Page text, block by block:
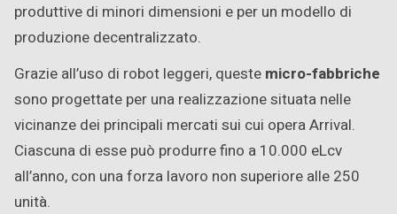
produttive di minori dimensioni e per un modello di
produzione decentralizzato.
Grazie all’uso di robot leggeri, queste micro-fabbriche
sono progettate per una realizzazione situata nelle
vicinanze dei principali mercati sui cui opera Arrival.
Ciascuna di esse può produrre fino a 10.000 eLcv
all’anno, con una forza lavoro non superiore alle 250
unità.